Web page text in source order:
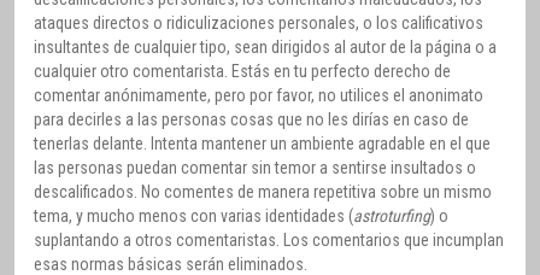
ataques directos o ridiculizaciones personales, o los calificativos
insultantes de cualquier tipo, sean dirigidos al autor de la página o a
cualquier otro comentarista. Estás en tu perfecto derecho de
comentar anónimamente, pero por favor, no utilices el anonimato
para decirles a las personas cosas que no les dirías en caso de
tenerlas delante. Intenta mantener un ambiente agradable en el que
las personas puedan comentar sin temor a sentirse insultados o
descalificados. No comentes de manera repetitiva sobre un mismo
tema, y mucho menos con varias identidades (astroturfing) o
suplantando a otros comentaristas. Los comentarios que incumplan
esas normas básicas serán eliminados.